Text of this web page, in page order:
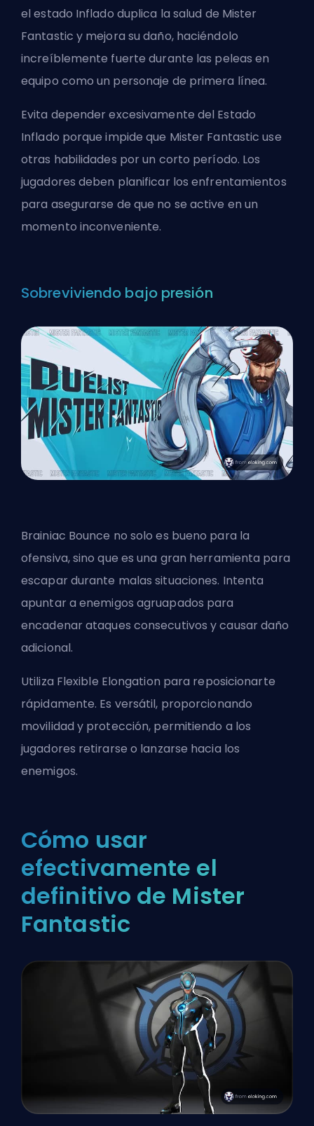
el estado Inflado duplica la salud de Mister
Fantastic y mejora su daño, haciéndolo
increíblemente fuerte durante las peleas en
equipo como un personaje de primera línea.
Evita depender excesivamente del Estado
Inflado porque impide que Mister Fantastic use
otras habilidades por un corto período. Los
jugadores deben planificar los enfrentamientos
para asegurarse de que no se active en un
momento inconveniente.
Sobreviviendo bajo presión
Brainiac Bounce no solo es bueno para la
ofensiva, sino que es una gran herramienta para
escapar durante malas situaciones. Intenta
apuntar a enemigos agruapados para
encadenar ataques consecutivos y causar daño
adicional.
Utiliza Flexible Elongation para reposicionarte
rápidamente. Es versátil, proporcionando
movilidad y protección, permitiendo a los
jugadores retirarse o lanzarse hacia los
enemigos.
Cómo usar
efectivamente el
definitivo de Mister
Fantastic